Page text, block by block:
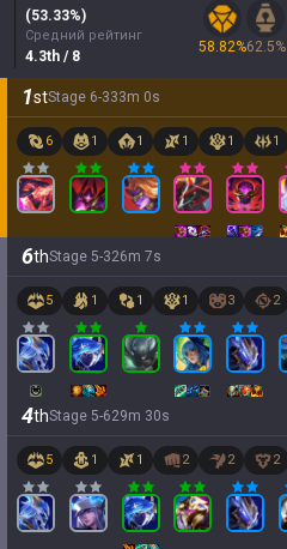
(53.33%)
Средний рейтинг
4.3th / 8
58.82%62.5%
1stStage 6-333m 0s
6 1 1 1 1 1
6thStage 5-326m 7s
5 1 1 1 3 2
4thStage 5-629m 30s
5 1 1 2 2 2